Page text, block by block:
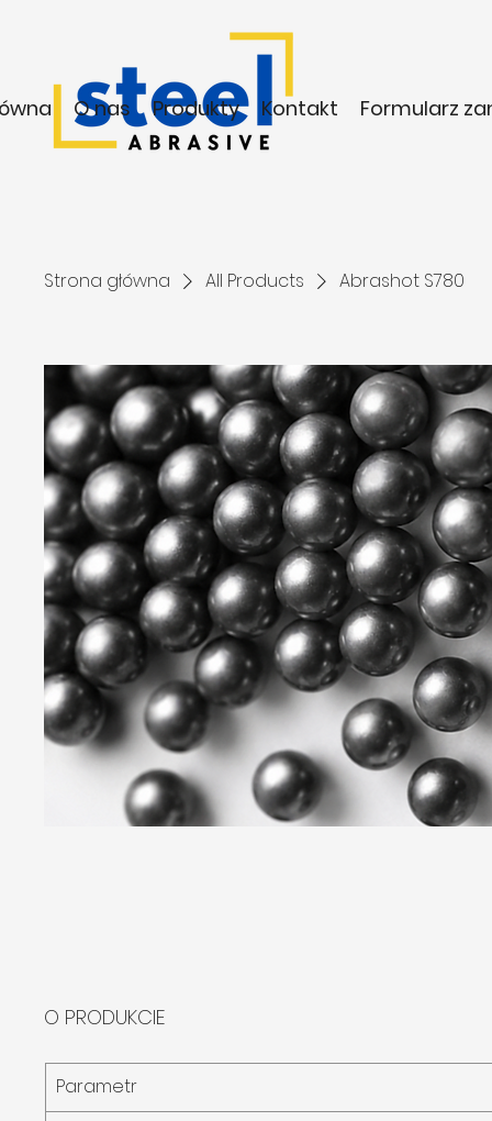
O nas Produkty Kontakt Formularz
Strona główna All Products Abrashot S780
O PRODUKCIE
Parametr